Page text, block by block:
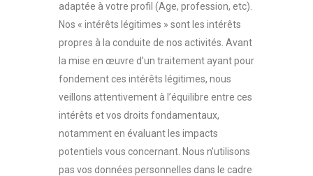
adaptée à votre profil (Age, profession, etc).
Nos « intérêts légitimes » sont les intérêts
propres à la conduite de nos activités. Avant
la mise en œuvre d’un traitement ayant pour
fondement ces intérêts légitimes, nous
veillons attentivement à l’équilibre entre ces
intérêts et vos droits fondamentaux,
notamment en évaluant les impacts
potentiels vous concernant. Nous n’utilisons
pas vos données personnelles dans le cadre